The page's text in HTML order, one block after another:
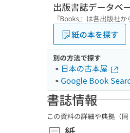
出版書誌データベ
『Books』は各出版社
紙の本を探す
別の方法で探す
日本の古本屋
Google Book
書誌情報
この資料の詳細や典拠（